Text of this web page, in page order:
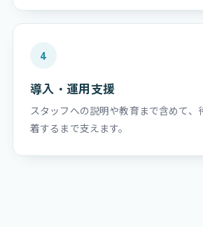
4
導入・運用支援
スタッフへの説明や教育まで含めて、
着するまで支えます。